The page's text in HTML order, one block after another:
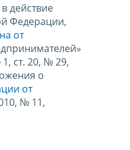
действие
Федерации,
от
ст. 20, № 29,
о
от
№ 11,